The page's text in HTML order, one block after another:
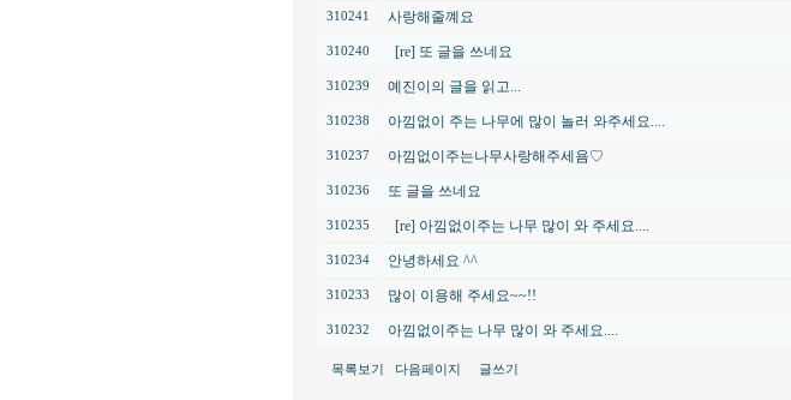
310241 사랑해줄꼐요
310240 [re] 또 글을 쓰네요
310239 예진이의 글을 읽고...
310238 아낌없이 주는 나무에 많이 놀러 와주세요....
310237 아낌없이주는나무사랑해주세욤♡
310236 또 글을 쓰네요
310235 [re] 아낌없이주는 나무 많이 와 주세요....
310234 안녕하세요 ^^
310233 많이 이용해 주세요~~!!
310232 아낌없이주는 나무 많이 와 주세요....
목록보기 다음페이지 글쓰기